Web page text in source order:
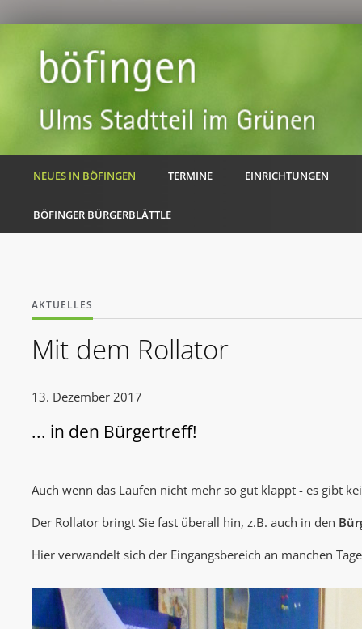
NEUES IN BÖFINGEN TERMINE EINRICHTUNGEN
BÖFINGER BÜRGERBLÄTTLE
AKTUELLES
Mit dem Rollator
13. Dezember 2017
... in den Bürgertreff!
Auch wenn das Laufen nicht mehr so gut klappt - es gibt
Der Rollator bringt Sie fast überall hin, z.B. auch in den
Hier verwandelt sich der Eingangsbereich an manchen